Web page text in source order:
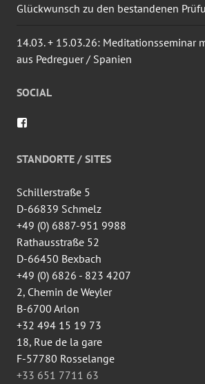
Glückwunsch zu den bestandenen
14.03. + 15.03.26: Meditationsseminar
aus Pedreguer / Spanien
SOCIAL
auf
Facebook
STANDORTE / SITES
Schillerstraße 5
D-66839 Schmelz
+49 (0) 6887-951 9988
Rathausstraße 52
D-66450 Bexbach
+49 (0) 6826 - 823 4207
2, Chemin de Weyler
B-6700 Arlon
+32 494 15 19 73
18, Rue de la gare
F-57780 Rosselange
+33 651 7711 63